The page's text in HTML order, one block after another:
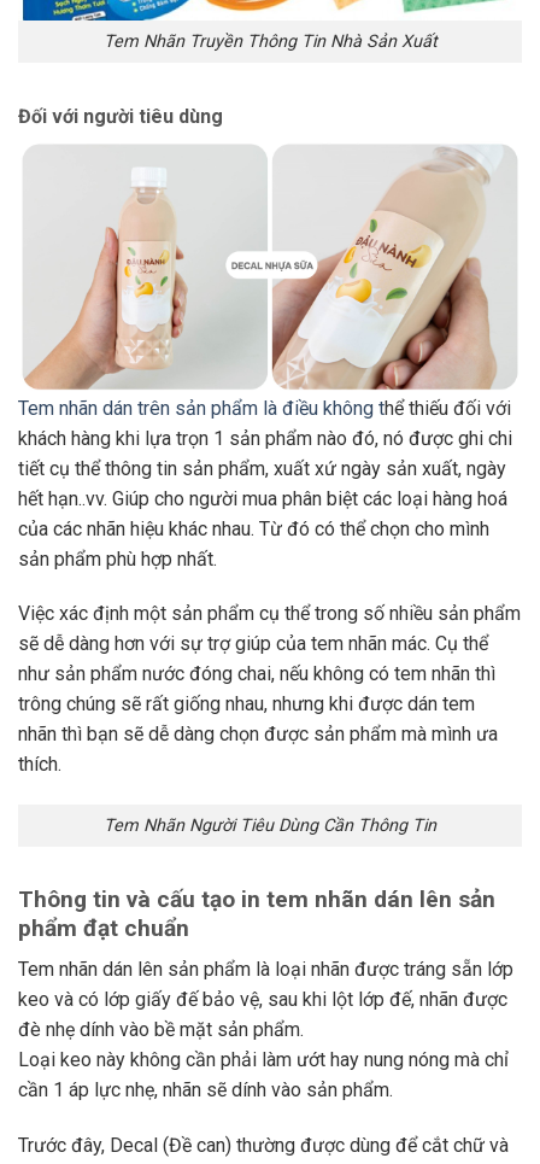
Tem Nhãn Truyền Thông Tin Nhà Sản Xuất
Đối với người tiêu dùng
Tem nhãn dán trên sản phẩm là điều không thể thiếu đối với
khách hàng khi lựa trọn 1 sản phẩm nào đó, nó được ghi chi
tiết cụ thể thông tin sản phẩm, xuất xứ ngày sản xuất, ngày
hết hạn..vv. Giúp cho người mua phân biệt các loại hàng hoá
của các nhãn hiệu khác nhau. Từ đó có thể chọn cho mình
sản phẩm phù hợp nhất.
Việc xác định một sản phẩm cụ thể trong số nhiều sản phẩm
sẽ dễ dàng hơn với sự trợ giúp của tem nhãn mác. Cụ thể
như sản phẩm nước đóng chai, nếu không có tem nhãn thì
trông chúng sẽ rất giống nhau, nhưng khi được dán tem
nhãn thì bạn sẽ dễ dàng chọn được sản phẩm mà mình ưa
thích.
Tem Nhãn Người Tiêu Dùng Cần Thông Tin
Thông tin và cấu tạo in tem nhãn dán lên sản
phẩm đạt chuẩn
Tem nhãn dán lên sản phẩm là loại nhãn được tráng sẵn lớp
keo và có lớp giấy đế bảo vệ, sau khi lột lớp đế, nhãn được
đè nhẹ dính vào bề mặt sản phẩm.
Loại keo này không cần phải làm ướt hay nung nóng mà chỉ
cần 1 áp lực nhẹ, nhãn sẽ dính vào sản phẩm.
Trước đây, Decal (Đề can) thường được dùng để cắt chữ và